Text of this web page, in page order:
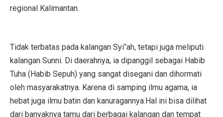
regional Kalimantan.
Tidak terbatas pada kalangan Syi‟ah, tetapi juga meliputi
kalangan Sunni. Di daerahnya, ia dipanggil sebagai Habib
Tuha (Habib Sepuh) yang sangat disegani dan dihormati
oleh masyarakatnya. Karena di samping ilmu agama, ia
hebat juga ilmu batin dan kanuragannya.Hal ini bisa dilihat
dari banyaknya tamu dari berbagai kalangan dan tempat